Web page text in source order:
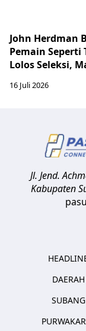
John Herdman
Pemain Seperti
Lolos Seleksi,
16 Juli 2026
Jl. Jend.
Kabupaten
DAERAH
SUBANG